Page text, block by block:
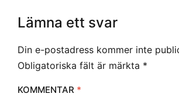
Lämna ett svar
Din e-postadress kommer inte
Obligatoriska fält är märkta *
KOMMENTAR *